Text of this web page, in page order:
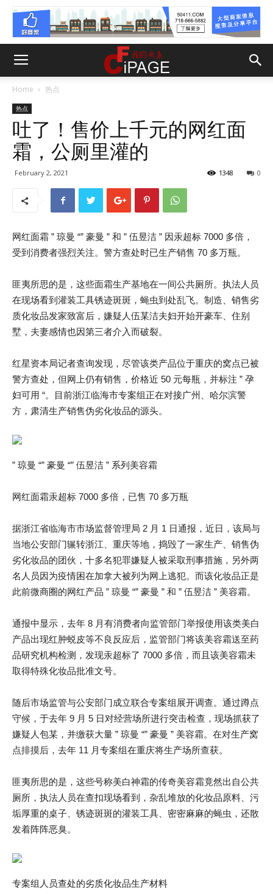
Home 热点
热点
吐了！售价上千元的网红面
霜，公厕里灌的
February 2, 2021 0
1348
网红面霜 ” 琼曼 “” 豪曼 ” 和 ” 伍昱洁 ” 因汞超标 7000 多倍，
受到消费者强烈关注。警方查处时已生产销售 70 多万瓶。
匪夷所思的是，这些面霜生产基地在一间公共厕所。执法人员
在现场看到灌装工具锈迹斑斑，蝇虫到处乱飞。制造、销售劣
质化妆品发家致富后，嫌疑人伍某洁夫妇开始开豪车、住别
墅，夫妻感情也因第三者介入而破裂。
红星资本局记者查询发现，尽管该类产品位于重庆的窝点已被
警方查处，但网上仍有销售，价格近 50 元每瓶，并标注 ” 孕
妇可用 “。目前浙江临海市专案组正在对接广州、哈尔滨警
方，肃清生产销售伪劣化妆品的源头。
” 琼曼 “” 豪曼 “” 伍昱洁 ” 系列美容霜
网红面霜汞超标 7000 多倍，已售 70 多万瓶
据浙江省临海市市场监督管理局 2 月 1 日通报，近日，该局与
当地公安部门辗转浙江、重庆等地，捣毁了一家生产、销售伪
劣化妆品的团伙，十多名犯罪嫌疑人被采取刑事措施，另外两
名人员因为疫情困在加拿大被列为网上逃犯。而该化妆品正是
此前微商圈的网红产品 ” 琼曼 “” 豪曼 ” 和 ” 伍昱洁 ” 美容霜。
通报中显示，去年 8 月有消费者向监管部门举报使用该类美白
产品出现红肿蜕皮等不良反应后，监管部门将该美容霜送至药
品研究机构检测，发现汞超标了 7000 多倍，而且该美容霜未
取得特殊化妆品批准文号。
随后市场监管与公安部门成立联合专案组展开调查。通过蹲点
守候，于去年 9 月 5 日对经营场所进行突击检查，现场抓获了
嫌疑人包某，并缴获大量 ” 琼曼 “” 豪曼 ” 美容霜。在对生产窝
点排摸后，去年 11 月专案组在重庆将生产场所查获。
匪夷所思的是，这些号称美白神霜的传奇美容霜竟然出自公共
厕所，执法人员在查扣现场看到，杂乱堆放的化妆品原料、污
垢厚重的桌子、锈迹斑斑的灌装工具、密密麻麻的蝇虫，还散
发着阵阵恶臭。
专案组人员查处的劣质化妆品生产材料